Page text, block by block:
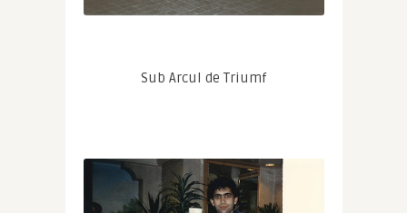
Sub Arcul de Triumf